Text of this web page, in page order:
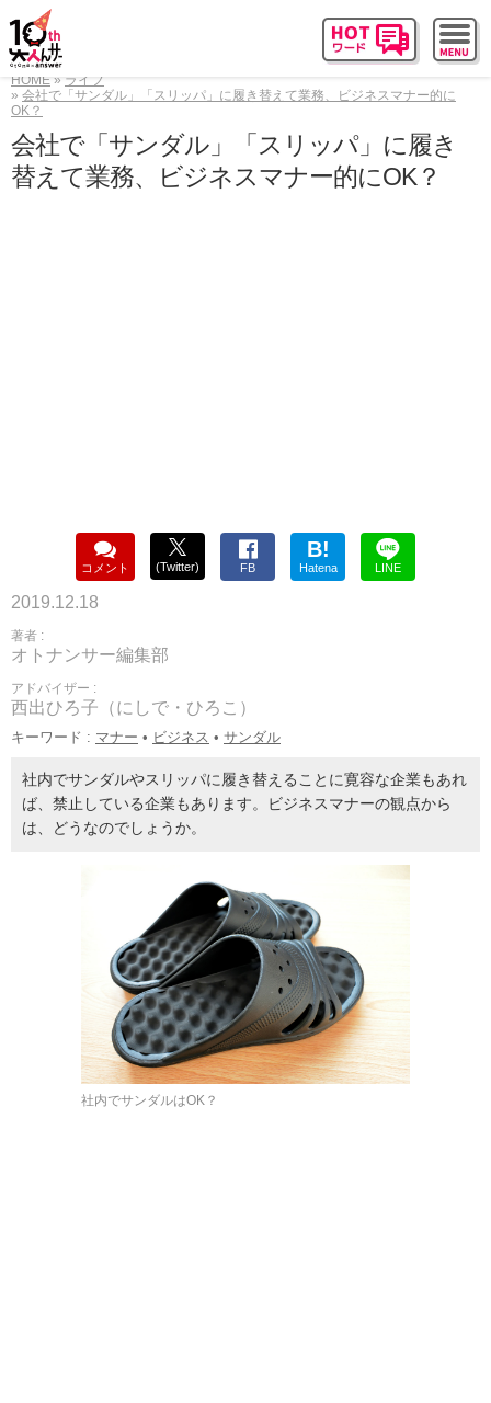
HOME
ライフ
会社で「サンダル」「スリッパ」に履き替えて業務、ビジネスマナー的に
OK？
会社で「サンダル」「スリッパ」に履き
替えて業務、ビジネスマナー的にOK？
コメント (Twitter) FB
B!
Hatena LINE
2019.12.18
著者 :
オトナンサー編集部
アドバイザー :
西出ひろ子（にしで・ひろこ）
キーワード : マナー • ビジネス • サンダル
社内でサンダルやスリッパに履き替えることに寛容な企業もあれ
ば、禁止している企業もあります。ビジネスマナーの観点から
は、どうなのでしょうか。
社内でサンダルはOK？